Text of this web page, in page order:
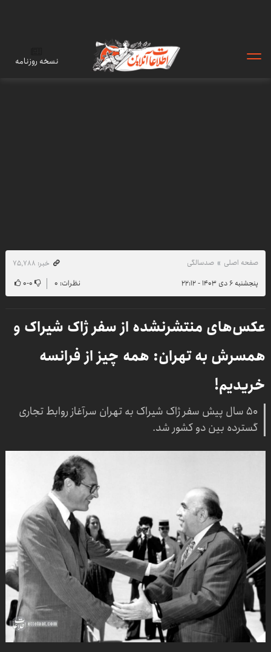
نسخه روزنامه
صفحه اصلی صدسالگی
خبر: ۷۵٬۷۸۸
پنجشنبه ۶ دی ۱۴۰۳ - ۲۲:۱۲
نظرات: ۰ ۰-۰
عکس‌های منتشرنشده از سفر ژاک شیراک و
همسرش به تهران: همه چیز از فرانسه
خریدیم!
۵۰ سال پیش سفر ژاک شیراک به تهران سرآغاز روابط تجاری
گسترده بین دو کشور شد.